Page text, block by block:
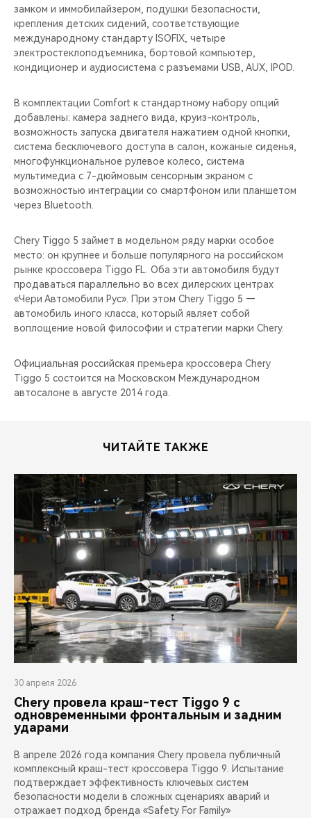
замком и иммобилайзером, подушки безопасности,
крепления детских сидений, соответствующие
международному стандарту ISOFIX, четыре
электростеклоподъемника, бортовой компьютер,
кондиционер и аудиосистема с разъемами USB, AUX, IPOD.
В комплектации Comfort к стандартному набору опций
добавлены: камера заднего вида, круиз-контроль,
возможность запуска двигателя нажатием одной кнопки,
система бесключевого доступа в салон, кожаные сиденья,
многофункциональное рулевое колесо, система
мультимедиа с 7-дюймовым сенсорным экраном c
возможностью интеграции со смартфоном или планшетом
через Bluetooth.
Chery Tiggo 5 займет в модельном ряду марки особое
место: он крупнее и больше популярного на российском
рынке кроссовера Tiggo FL. Оба эти автомобиля будут
продаваться параллельно во всех дилерских центрах
«Чери Автомобили Рус». При этом Chery Tiggo 5 —
автомобиль иного класса, который являет собой
воплощение новой философии и стратегии марки Chery.
Официальная российская премьера кроссовера Chery
Tiggo 5 состоится на Московском Международном
автосалоне в августе 2014 года.
ЧИТАЙТЕ ТАКЖЕ
30 апреля 2026
Chery провела краш-тест Tiggo 9 с
одновременными фронтальным и задним
ударами
В апреле 2026 года компания Chery провела публичный
комплексный краш-тест кроссовера Tiggo 9. Испытание
подтверждает эффективность ключевых систем
безопасности модели в сложных сценариях аварий и
отражает подход бренда «Safety For Family»